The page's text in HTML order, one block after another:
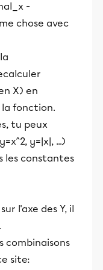
-
chose avec
X) en
fonction.
tu peux
y=|x|, ...)
les constantes
l'axe des Y, il
combinaisons
site: